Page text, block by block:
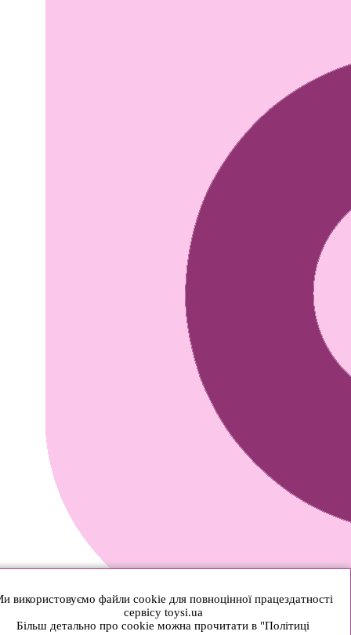
використовуємо файли cookie для повноцінної працездатності
сервісу toysi.ua
Більш детально про cookie можна прочитати в "Політиці